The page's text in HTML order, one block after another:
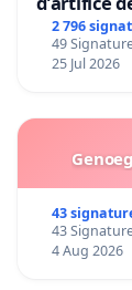
2 796
49
25 Jul 2026
43
43
4 Aug 2026